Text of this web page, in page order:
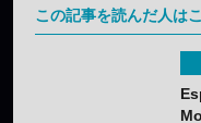
この記事を読んだ人は